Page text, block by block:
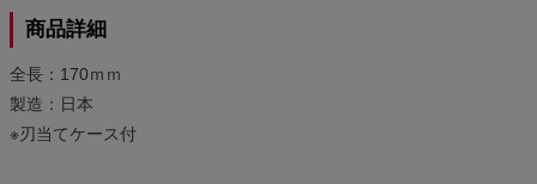
商品詳細
全長：170ｍｍ
製造：日本
※刃当てケース付